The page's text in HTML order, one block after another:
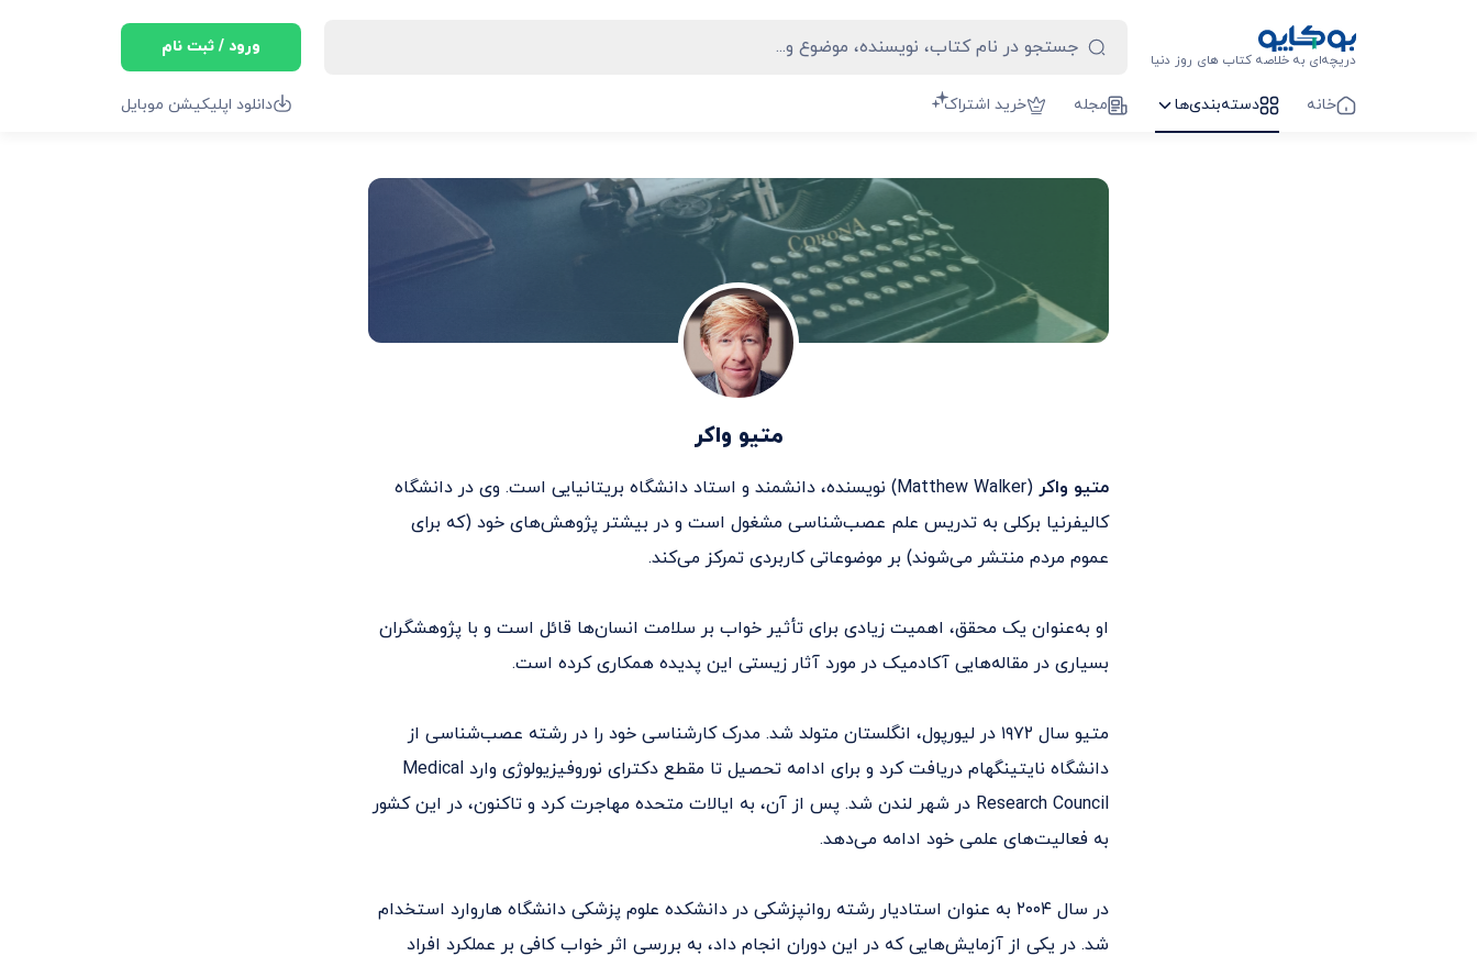
دریچه‌ای به خلاصه کتاب های روز دنیا
ورود / ثبت نام
خانه دسته‌بندی‌ها مجله خرید اشتراک دانلود اپلیکیشن موبایل
متیو واکر
متیو واکر
(Matthew Walker) نویسنده، دانشمند و استاد دانشگاه بریتانیایی است. وی در دانشگاه
کالیفرنیا برکلی به تدریس علم عصب‌شناسی مشغول است و در بیشتر پژوهش‌های خود (که برای
عموم مردم منتشر می‌شوند) بر موضوعاتی کاربردی تمرکز می‌کند.
او به‌عنوان یک محقق، اهمیت زیادی برای تأثیر خواب بر سلامت انسان‌ها قائل است و با پژوهشگران
بسیاری در مقاله‌هایی آکادمیک در مورد آثار زیستی این پدیده همکاری کرده است.
متیو سال ۱۹۷۲ در لیورپول، انگلستان متولد شد. مدرک کارشناسی خود را در رشته عصب‌شناسی از
دانشگاه نایتینگهام دریافت کرد و برای ادامه تحصیل تا مقطع دکترای نوروفیزیولوژی وارد Medical
Research Council در شهر لندن شد. پس از آن، به ایالات متحده مهاجرت کرد و تاکنون، در این کشور
به فعالیت‌های علمی خود ادامه می‌دهد.
در سال ۲۰۰۴ به عنوان استادیار رشته روانپزشکی در دانشکده علوم پزشکی دانشگاه هاروارد استخدام
شد. در یکی از آزمایش‌هایی که در این دوران انجام داد، به بررسی اثر خواب کافی بر عملکرد افراد